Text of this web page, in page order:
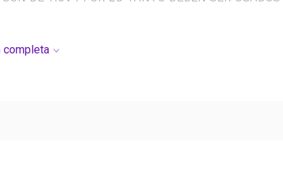
completa